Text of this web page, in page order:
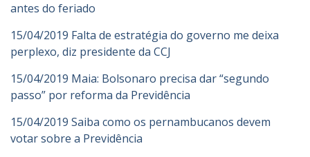
antes do feriado
15/04/2019 Falta de estratégia do governo me deixa
perplexo, diz presidente da CCJ
15/04/2019 Maia: Bolsonaro precisa dar “segundo
passo” por reforma da Previdência
15/04/2019 Saiba como os pernambucanos devem
votar sobre a Previdência